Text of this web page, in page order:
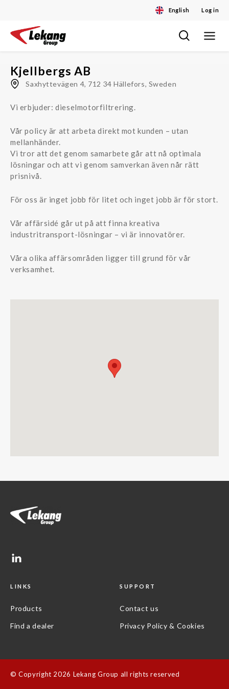
English Log in
Skip
content
Toggle
Kjellbergs AB
Saxhyttevägen 4, 712 34 Hällefors, Sweden
Vi erbjuder: dieselmotorfiltrering.
Vår policy är att arbeta direkt mot kunden – utan
mellanhänder.
Vi tror att det genom samarbete går att nå optimala
lösningar och att vi genom samverkan även når rätt
prisnivå.
För oss är inget jobb för litet och inget jobb är för stort.
Vår affärsidé går ut på att finna kreativa
industritransport-lösningar – vi är innovatörer.
Våra olika affärsområden ligger till grund för vår
verksamhet.
LINKS
Products
Find a dealer
SUPPORT
Contact us
Privacy Policy & Cookies
© Copyright 2026 Lekang Group all rights reserved